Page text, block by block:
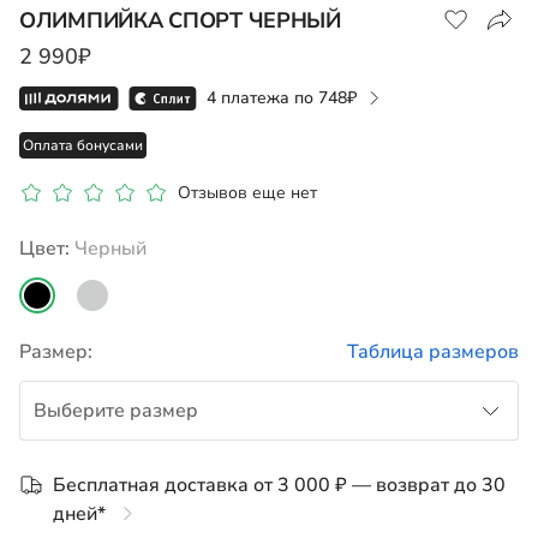
ОЛИМПИЙКА СПОРТ ЧЕРНЫЙ
2 990₽
4 платежа по 748
Оплата бонусами
Отзывов еще нет
Цвет: черный
Размер: Таблица размеров
Выберите размер
104Бесплатная доставка от 3 000 ₽ — возврат до 30
дней*
Магазин Красноярск
Доступные
размеры
152, 158, 164
Магазин Уфа
Доступные размеры